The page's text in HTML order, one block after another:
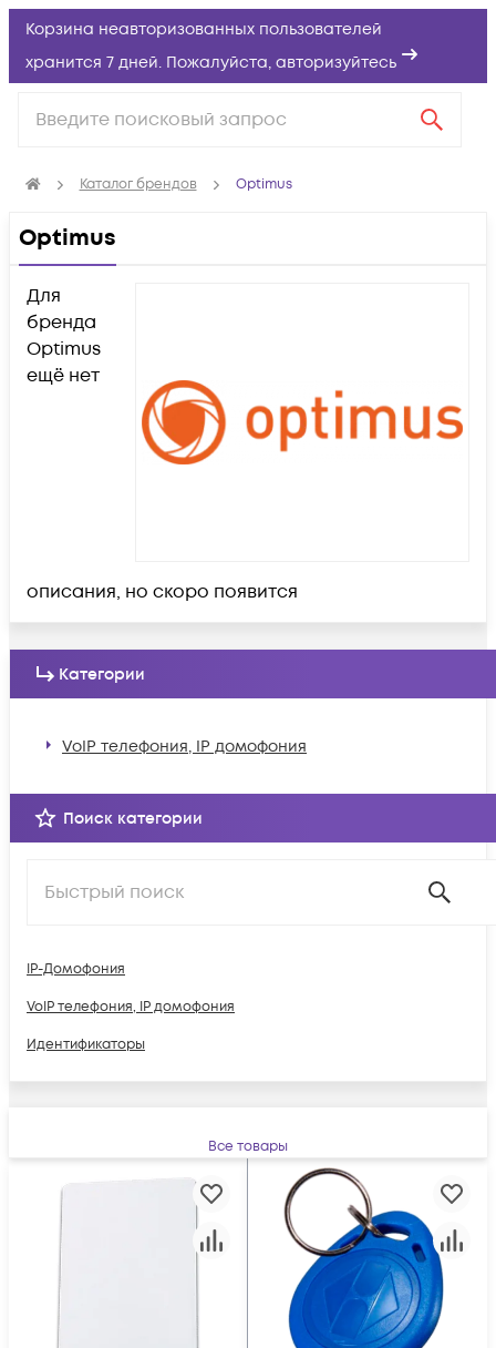
Корзина неавторизованных пользователей
хранится 7 дней. Пожалуйста, авторизуйтесь
Каталог брендов Optimus
Optimus
Для
бренда
Optimus
ещё нет
описания, но скоро появится
Категории
VoIP телефония, IP домофония
Поиск категории
IP-Домофония
VoIP телефония, IP домофония
Идентификаторы
Все товары